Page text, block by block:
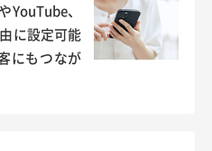
YouTube、
に設定可能
にもつなが